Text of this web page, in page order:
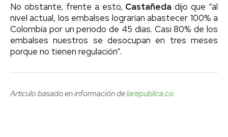
No obstante, frente a esto, Castañeda dijo que “al
nivel actual, los embalses lograrían abastecer 100% a
Colombia por un periodo de 45 días. Casi 80% de los
embalses nuestros se desocupan en tres meses
porque no tienen regulación”.
Artículo basado en información delarepublica.co